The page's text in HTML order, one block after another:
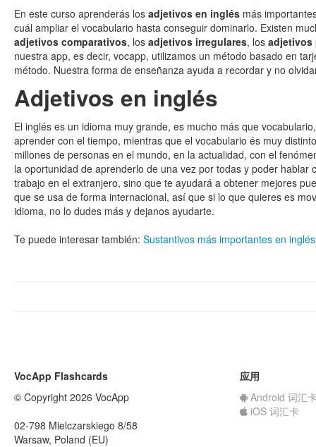
En este curso aprenderás los adjetivos en inglés más
cuál ampliar el vocabulario hasta conseguir dominarlo. Existen
adjetivos comparativos, los adjetivos irregulares, los adjetivos
nuestra app, es decir, vocapp, utilizamos un método basado en
método. Nuestra forma de enseñanza ayuda a recordar y no
Adjetivos en inglés
El inglés es un idioma muy grande, es mucho más que
aprender con el tiempo, mientras que el vocabulario és muy
millones de personas en el mundo, en la actualidad, con el
la oportunidad de aprenderlo de una vez por todas y poder hablar
trabajo en el extranjero, sino que te ayudará a obtener mejores
que se usa de forma internacional, así que si lo que quieres es
idioma, no lo dudes más y dejanos ayudarte.
Te puede interesar también: Sustantivos más importantes en inglés
VocApp Flashcards
© Copyright 2026 VocApp
02-798 Mielczarskiego 8/58
Warsaw, Poland (EU)
应用
Android 词汇
iOS 词汇卡